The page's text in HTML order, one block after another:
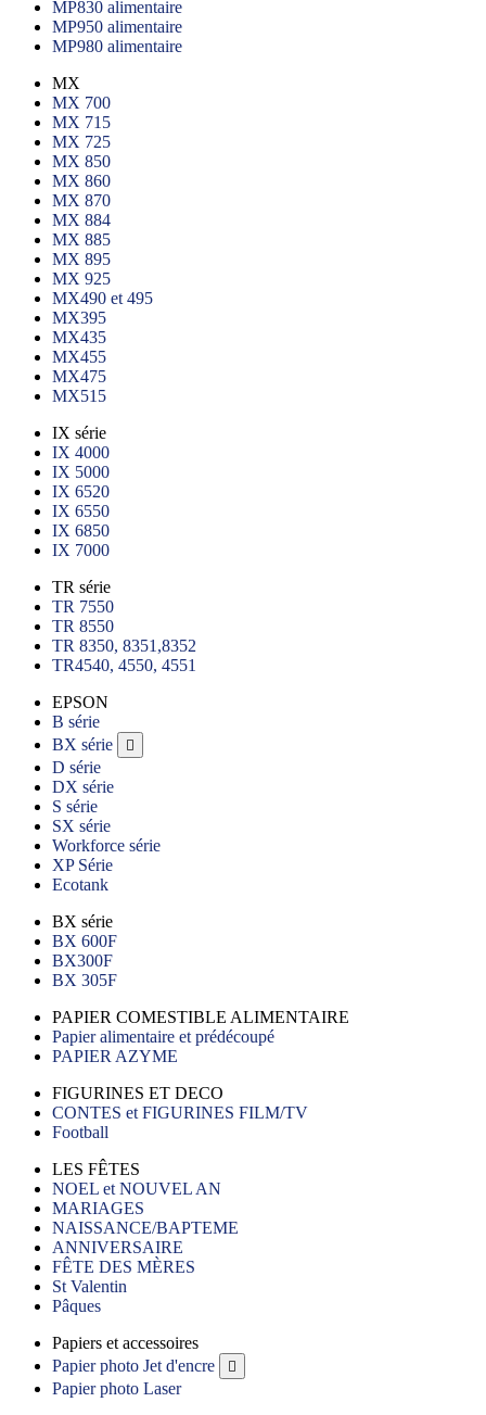
MP830 alimentaire
MP950 alimentaire
MP980 alimentaire
MX
MX 700
MX 715
MX 725
MX 850
MX 860
MX 870
MX 884
MX 885
MX 895
MX 925
MX490 et 495
MX395
MX435
MX455
MX475
MX515
IX série
IX 4000
IX 5000
IX 6520
IX 6550
IX 6850
IX 7000
TR série
TR 7550
TR 8550
TR 8350, 8351,8352
TR4540, 4550, 4551
EPSON
B série
BX série

D série
DX série
S série
SX série
Workforce série
XP Série
Ecotank
BX série
BX 600F
BX300F
BX 305F
PAPIER COMESTIBLE ALIMENTAIRE
Papier alimentaire et prédécoupé
PAPIER AZYME
FIGURINES ET DECO
CONTES et FIGURINES FILM/TV
Football
LES FÊTES
NOEL et NOUVEL AN
MARIAGES
NAISSANCE/BAPTEME
ANNIVERSAIRE
FÊTE DES MÈRES
St Valentin
Pâques
Papiers et accessoires
Papier photo Jet d'encre

Papier photo Laser